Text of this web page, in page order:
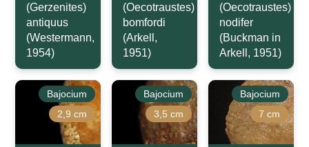
(Gerzenites)
antiquus
(Westermann,
1954)
(Oecotraustes)
bomfordi
(Arkell,
1951)
(Oecotraustes)
nodifer
(Buckman in
Arkell, 1951)
Bajocium
2,9 cm
Bajocium
3,5 cm
Bajocium
7 cm